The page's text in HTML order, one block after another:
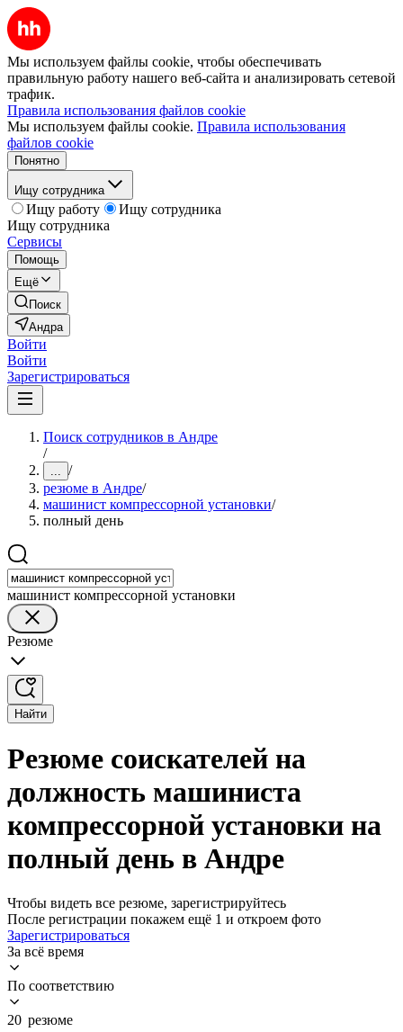
Мы используем файлы cookie, чтобы обеспечивать
правильную работу нашего веб-сайта и анализировать сетевой
трафик.
Правила использования файлов cookie
Мы используем файлы cookie. Правила использования
файлов cookie
Понятно
Ищу сотрудника
Ищу работу
Ищу сотрудника
Ищу сотрудника
Сервисы
Помощь
Ещё
Поиск
Андра
Войти
Войти
Зарегистрироваться
Поиск сотрудников в Андре
/
... /
резюме в Андре/
машинист компрессорной установки/
полный день
машинист компрессорной установки
Резюме
Найти
Резюме соискателей на
должность машиниста
компрессорной установки на
полный день в Андре
Чтобы видеть все резюме, зарегистрируйтесь
После регистрации покажем ещё 1 и откроем фото
Зарегистрироваться
За всё время
По соответствию
20 резюме